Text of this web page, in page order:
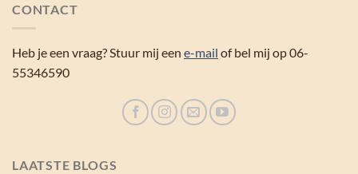
CONTACT
Heb je een vraag? Stuur mij een e-mail of bel mij op 06-
55346590
LAATSTE BLOGS